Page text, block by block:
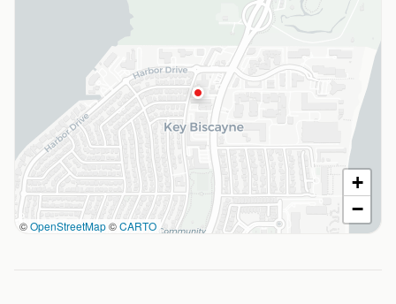
©OpenStreetMap©CARTO
+
−